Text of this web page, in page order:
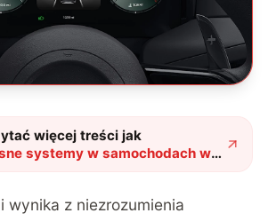
więcej treści jak
systemy w samochodach w
tempomat adaptacyjny i
wynika z niezrozumienia